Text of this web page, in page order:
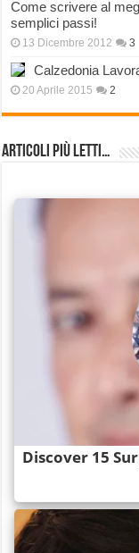
Come scrivere al
semplici passi!
13 Dicembre 2012 3
Calzedonia
20 Aprile 2015 2
Articoli più Letti…